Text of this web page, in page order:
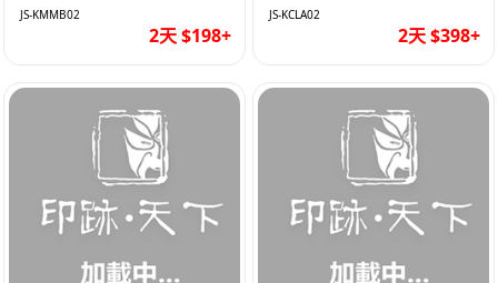
2天
JS-KMMB02
2天 $198+
JS-KCLA02
2天 $398+